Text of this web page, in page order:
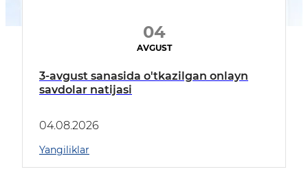
04
AVGUST
3-avgust sanasida o'tkazilgan onlayn
savdolar natijasi
04.08.2026
Yangiliklar